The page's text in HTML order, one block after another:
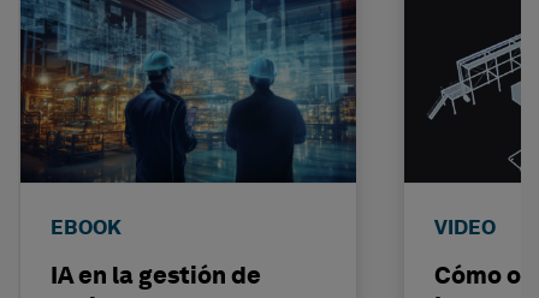
EBOOK
IA en la gestión de
VIDEO
Cómo